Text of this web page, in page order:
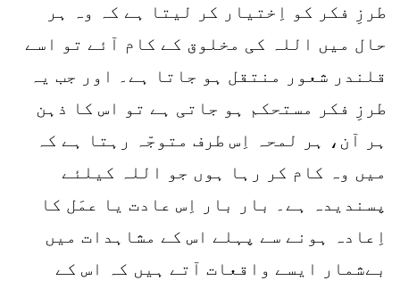
طرزِ فکر کو اِختیار کر لیتا ہے کہ وہ ہر
حال میں اللہ کی مخلوق کے کام آئے تو اسے
قلندر شعور منتقل ہو جاتا ہے۔ اور جب یہ
طرزِ فکر مستحکم ہو جاتی ہے تو اس کا ذہن
ہر آن، ہر لمحہ اِس طرف متوجّہ رہتا ہے کہ
میں وہ کام کر رہا ہوں جو اللہ کیلئے
پسندیدہ ہے۔ بار بار اِس عادت یا عمَل کا
اِعادہ ہونے سے پہلے اس کے مشاہدات میں
بےشمار ایسے واقعات آتے ہیں کہ اس کے